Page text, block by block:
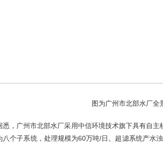
图为广州市北部水厂全
悉，广州市北部水厂采用中信环境技术旗下具有自
八个子系统，处理规模为60万吨/日。超滤系统产水